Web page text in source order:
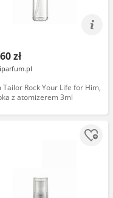
zł
Tailor Rock Your Life for Him,
z atomizerem 3ml